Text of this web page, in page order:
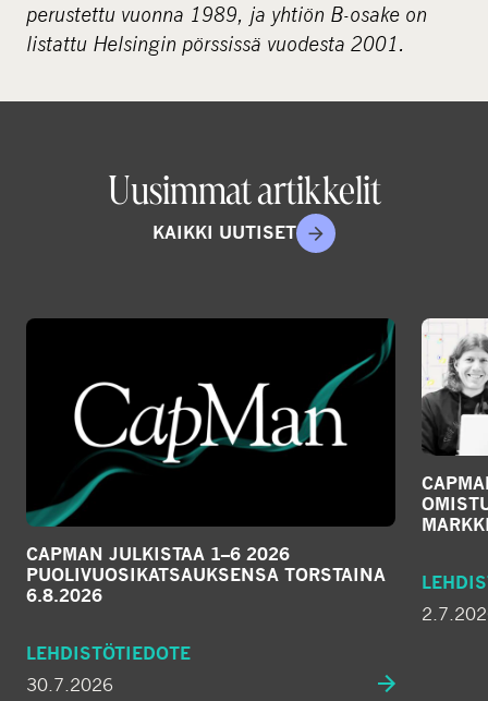
perustettu vuonna 1989, ja yhtiön B-osake on
listattu Helsingin pörssissä vuodesta 2001.
Uusimmat artikkelit
KAIKKI UUTISET
CAPMAN JULKISTAA 1–6 2026
PUOLIVUOSIKATSAUKSENSA TORSTAINA
6.8.2026
LEHDISTÖTIEDOTE
30.7.2026